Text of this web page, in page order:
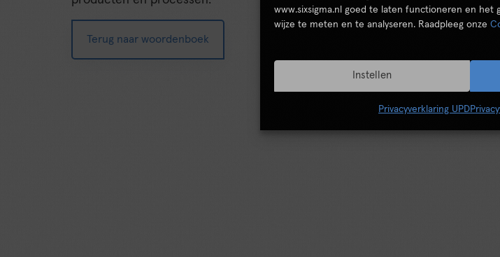
www.sixsigma.nl goed te laten functioneren en het
wijze te meten en te analyseren. Raadpleeg onze
Instellen
Privacyverklaring UPD
Terug naar woordenboek